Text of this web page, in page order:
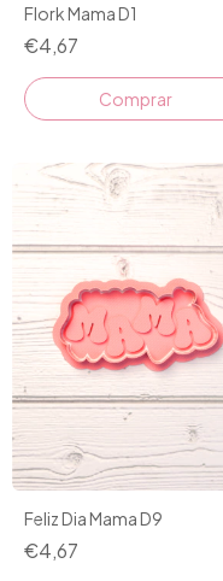
Flork Mama D1
€4,67
Comprar
Feliz Dia Mama D9
€4,67